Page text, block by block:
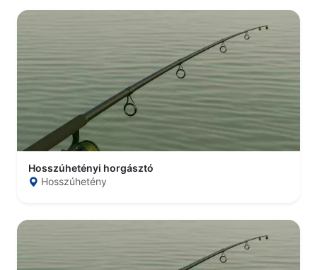
Hosszúhetényi horgásztó
Hosszúhetény